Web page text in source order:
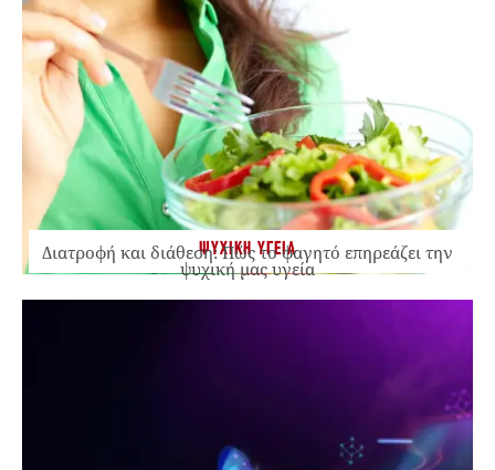
ΨΥΧΙΚΗ ΥΓΕΙΑ
Διατροφή και διάθεση: Πώς το φαγητό επηρεάζει την
ψυχική μας υγεία